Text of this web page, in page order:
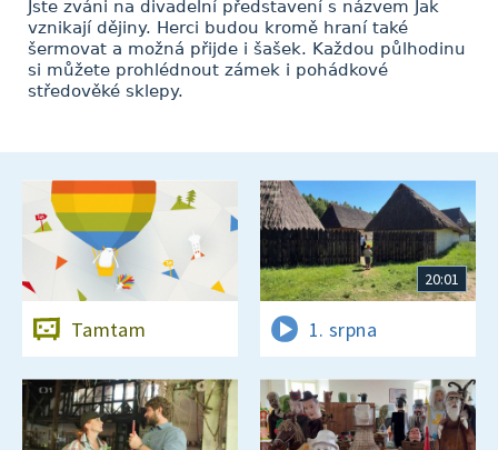
Jste zváni na divadelní představení s názvem Jak
vznikají dějiny. Herci budou kromě hraní také
šermovat a možná přijde i šašek. Každou půlhodinu
si můžete prohlédnout zámek i pohádkové
středověké sklepy.
Tamtam
20:01
1. srpna